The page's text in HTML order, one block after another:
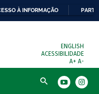
À INFORMAÇÃO
ENGLISH
ACESSIBILIDADE
A+ A-
Busca